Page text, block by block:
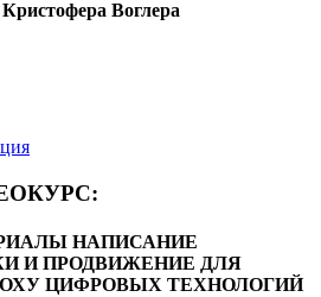
Воглера
НАПИСАНИЕ
И ПРОДВИЖЕНИЕ ДЛЯ
ЦИФРОВЫХ ТЕХНОЛОГИЙ